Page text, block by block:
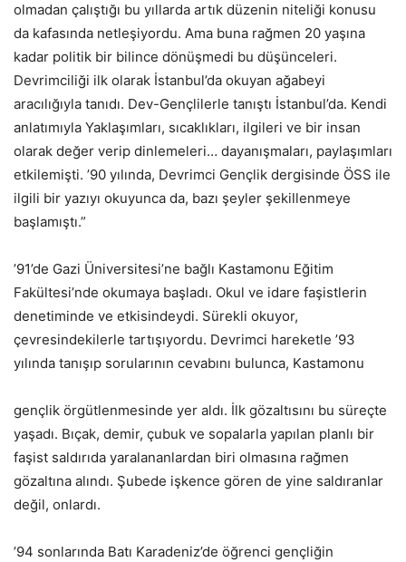
olmadan çalıştığı bu yıllarda artık düzenin niteliği konusu
da kafasında netleşiyordu. Ama buna rağmen 20 yaşına
kadar politik bir bilince dönüşmedi bu düşünceleri.
Devrimciliği ilk olarak İstanbul’da okuyan ağabeyi
aracılığıyla tanıdı. Dev-Gençlilerle tanıştı İstanbul’da. Kendi
anlatımıyla Yaklaşımları, sıcaklıkları, ilgileri ve bir insan
olarak değer verip dinlemeleri… dayanışmaları, paylaşımları
etkilemişti. ’90 yılında, Devrimci Gençlik dergisinde ÖSS ile
ilgili bir yazıyı okuyunca da, bazı şeyler şekillenmeye
başlamıştı.”
’91’de Gazi Üniversitesi’ne bağlı Kastamonu Eğitim
Fakültesi’nde okumaya başladı. Okul ve idare faşistlerin
denetiminde ve etkisindeydi. Sürekli okuyor,
çevresindekilerle tartışıyordu. Devrimci hareketle ’93
yılında tanışıp sorularının cevabını bulunca, Kastamonu
gençlik örgütlenmesinde yer aldı. İlk gözaltısını bu süreçte
yaşadı. Bıçak, demir, çubuk ve sopalarla yapılan planlı bir
faşist saldırıda yaralananlardan biri olmasına rağmen
gözaltına alındı. Şubede işkence gören de yine saldıranlar
değil, onlardı.
’94 sonlarında Batı Karadeniz’de öğrenci gençliğin